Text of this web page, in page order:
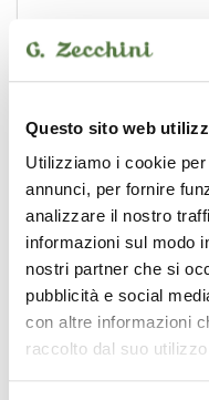
Questo sito web
Utilizziamo i cookie
annunci, per fornire
analizzare il nostro
informazioni sul modo
nostri partner che si
pubblicità e social
con altre informazioni
raccolto dal suo
NAT GRAND SG
chitarra acustica